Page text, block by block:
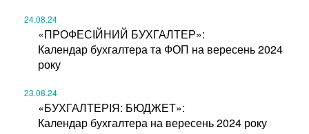
24.08.24
«ПРОФЕСІЙНИЙ БУХГАЛТЕР»:
Календар бухгалтера та ФОП на вересень 2024
року
23.08.24
«БУХГАЛТЕРІЯ: БЮДЖЕТ»:
Календар бухгалтера на вересень 2024 року